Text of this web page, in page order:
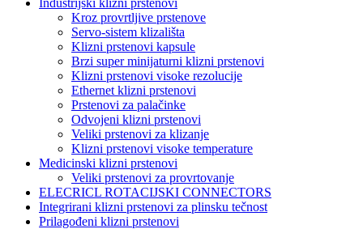
Kroz provrtljive prstenove
Servo-sistem klizališta
Klizni prstenovi kapsule
Brzi super minijaturni klizni prstenovi
Klizni prstenovi visoke rezolucije
Ethernet klizni prstenovi
Prstenovi za palačinke
Odvojeni klizni prstenovi
Veliki prstenovi za klizanje
Klizni prstenovi visoke temperature
Medicinski klizni prstenovi
Veliki prstenovi za provrtovanje
ELECRICL ROTACIJSKI CONNECTORS
Integrirani klizni prstenovi za plinsku tečnost
Prilagođeni klizni prstenovi